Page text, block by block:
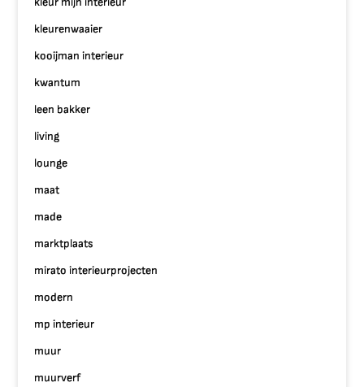
kleurenwaaier
kooijman interieur
kwantum
leen bakker
living
lounge
maat
made
marktplaats
mirato interieurprojecten
modern
mp interieur
muur
muurverf